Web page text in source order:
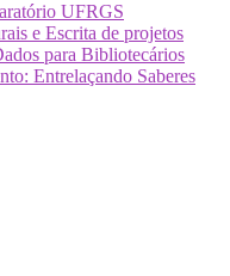
UFRGS
e Escrita de projetos
para Bibliotecários
Entrelaçando Saberes